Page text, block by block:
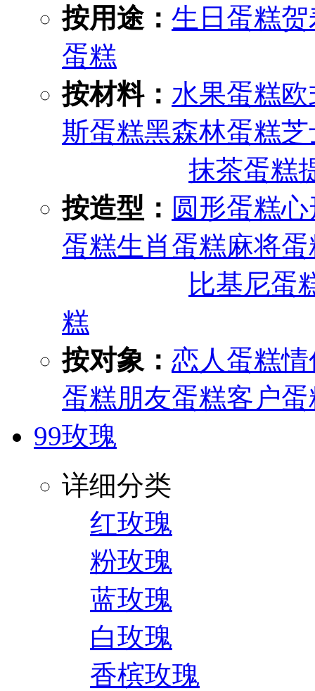
按用途： 生日蛋糕
蛋糕
按材料： 水果蛋糕
斯蛋糕黑森林蛋糕芝
抹茶蛋糕
按造型： 圆形蛋糕心
蛋糕生肖蛋糕麻将
比基尼蛋
糕
按对象： 恋人蛋糕情
蛋糕朋友蛋糕客户蛋
99玫瑰
详细分类
红玫瑰
粉玫瑰
蓝玫瑰
白玫瑰
香槟玫瑰